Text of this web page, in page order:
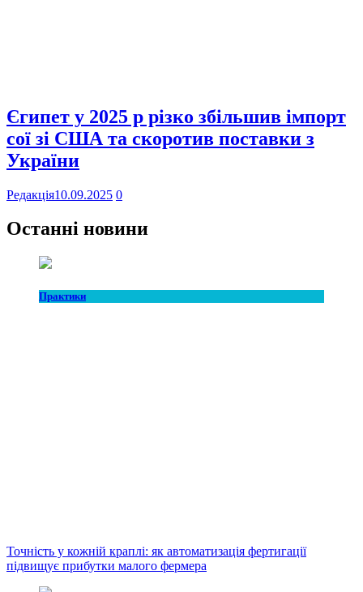
Єгипет у 2025 р різко збільшив імпорт
сої зі США та скоротив поставки з
України
Редакція10.09.2025 0
Останні новини
Практики
Точність у кожній краплі: як автоматизація фертигації
підвищує прибутки малого фермера